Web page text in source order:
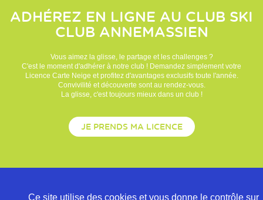
ADHÉREZ EN LIGNE AU CLUB SKI
CLUB ANNEMASSIEN
Vous aimez la glisse, le partage et les challenges ?
C'est le moment d'adhérer à notre club ! Demandez simplement votre
Licence Carte Neige et profitez d'avantages exclusifs toute l'année.
Convivilité et découverte sont au rendez-vous.
La glisse, c'est toujours mieux dans un club !
JE PRENDS MA LICENCE
Ce site utilise des cookies et vous donne le contrôle sur